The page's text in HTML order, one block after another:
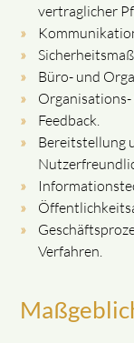
vertraglicher
Büro- und
Feedback.
Bereitstellung
Verfahren.